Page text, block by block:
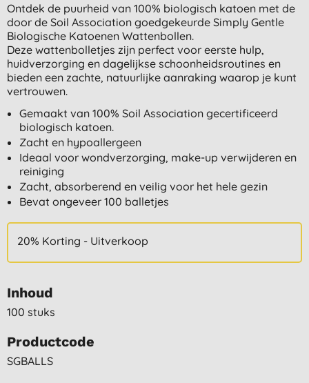
Ontdek de puurheid van 100% biologisch katoen met de
door de Soil Association goedgekeurde Simply Gentle
Biologische Katoenen Wattenbollen.
Deze wattenbolletjes zijn perfect voor eerste hulp,
huidverzorging en dagelijkse schoonheidsroutines en
bieden een zachte, natuurlijke aanraking waarop je kunt
vertrouwen.
Gemaakt van 100% Soil Association gecertificeerd
biologisch katoen.
Zacht en hypoallergeen
Ideaal voor wondverzorging, make-up verwijderen en
reiniging
Zacht, absorberend en veilig voor het hele gezin
Bevat ongeveer 100 balletjes
20% Korting - Uitverkoop
Inhoud
100 stuks
Productcode
SGBALLS